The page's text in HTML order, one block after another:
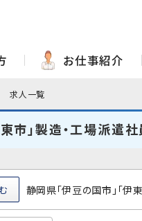
お仕事紹介
求人一覧
東市」製造・工場派
静岡県「伊豆の国市」「伊東